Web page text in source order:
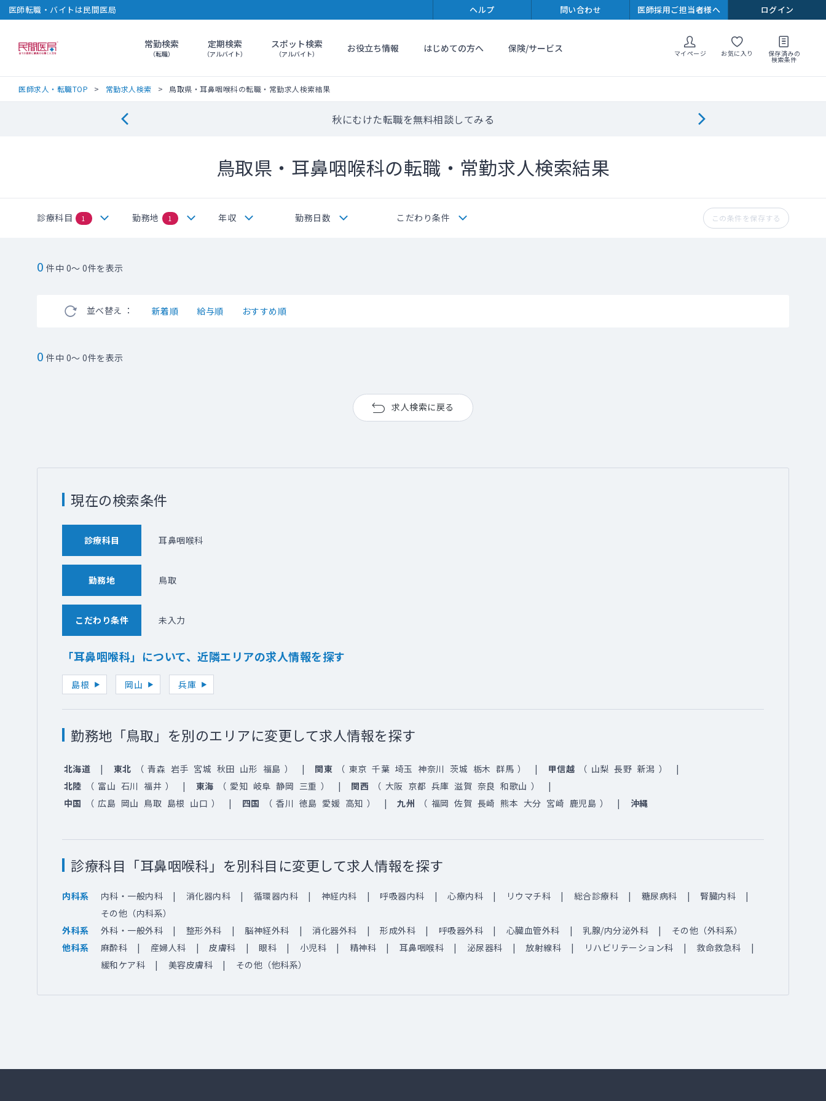
医師転職・バイトは民間医局 ヘルプ 問い合わせ 医師採用ご担当者様へ ログイン
民間医局常勤検索
（転職）
定期検索
（アルバイト）
スポット検索
（アルバイト） お役立ち情報 はじめての方へ 保険/サービス マイページ お気に入り 保存済みの
検索条件
医師求人・転職TOP 常勤求人検索 鳥取県・耳鼻咽喉科の転職・常勤求人検索結果
秋にむけた転職を無料相談してみる
鳥取県・耳鼻咽喉科の転職・常勤求人検索結果
診療科目 1 勤務地 1 年収 勤務日数 こだわり条件 この条件を保存する
0 件中 0～ 0件を表示
並べ替え ： 新着順 給与順 おすすめ順
0 件中 0～ 0件を表示
求人検索に戻る
現在の検索条件
診療科目 耳鼻咽喉科
勤務地 鳥取
こだわり条件 未入力
「耳鼻咽喉科」について、近隣エリアの求人情報を探す
島根 岡山 兵庫
勤務地「鳥取」を別のエリアに変更して求人情報を探す
北海道 東北 （ 青森 岩手 宮城 秋田 山形 福島 ） 関東 （ 東京 千葉 埼玉 神奈川 茨城 栃木 群馬 ） 甲信越 （ 山梨 長野 新潟 ）
北陸
（ 富山 石川 福井 ） 東海 （ 愛知 岐阜 静岡 三重 ） 関西 （ 大阪 京都 兵庫 滋賀 奈良 和歌山 ）
中国
（ 広島 岡山 鳥取 島根 山口 ） 四国 （ 香川 徳島 愛媛 高知 ） 九州 （ 福岡 佐賀 長崎 熊本 大分 宮崎 鹿児島 ） 沖縄
診療科目「耳鼻咽喉科」を別科目に変更して求人情報を探す
内科系 内科・一般内科 消化器内科 循環器内科 神経内科 呼吸器内科 心療内科 リウマチ科 総合診療科 糖尿病科
腎臓内科
その他（内科系）
外科系
外科・一般外科 整形外科 脳神経外科 消化器外科 形成外科 呼吸器外科 心臓血管外科 乳腺/内分泌外科
その他（外科系）
他科系
麻酔科 産婦人科 皮膚科 眼科 小児科 精神科 耳鼻咽喉科 泌尿器科 放射線科 リハビリテーション科
救命救急科
緩和ケア科
美容皮膚科 その他（他科系）